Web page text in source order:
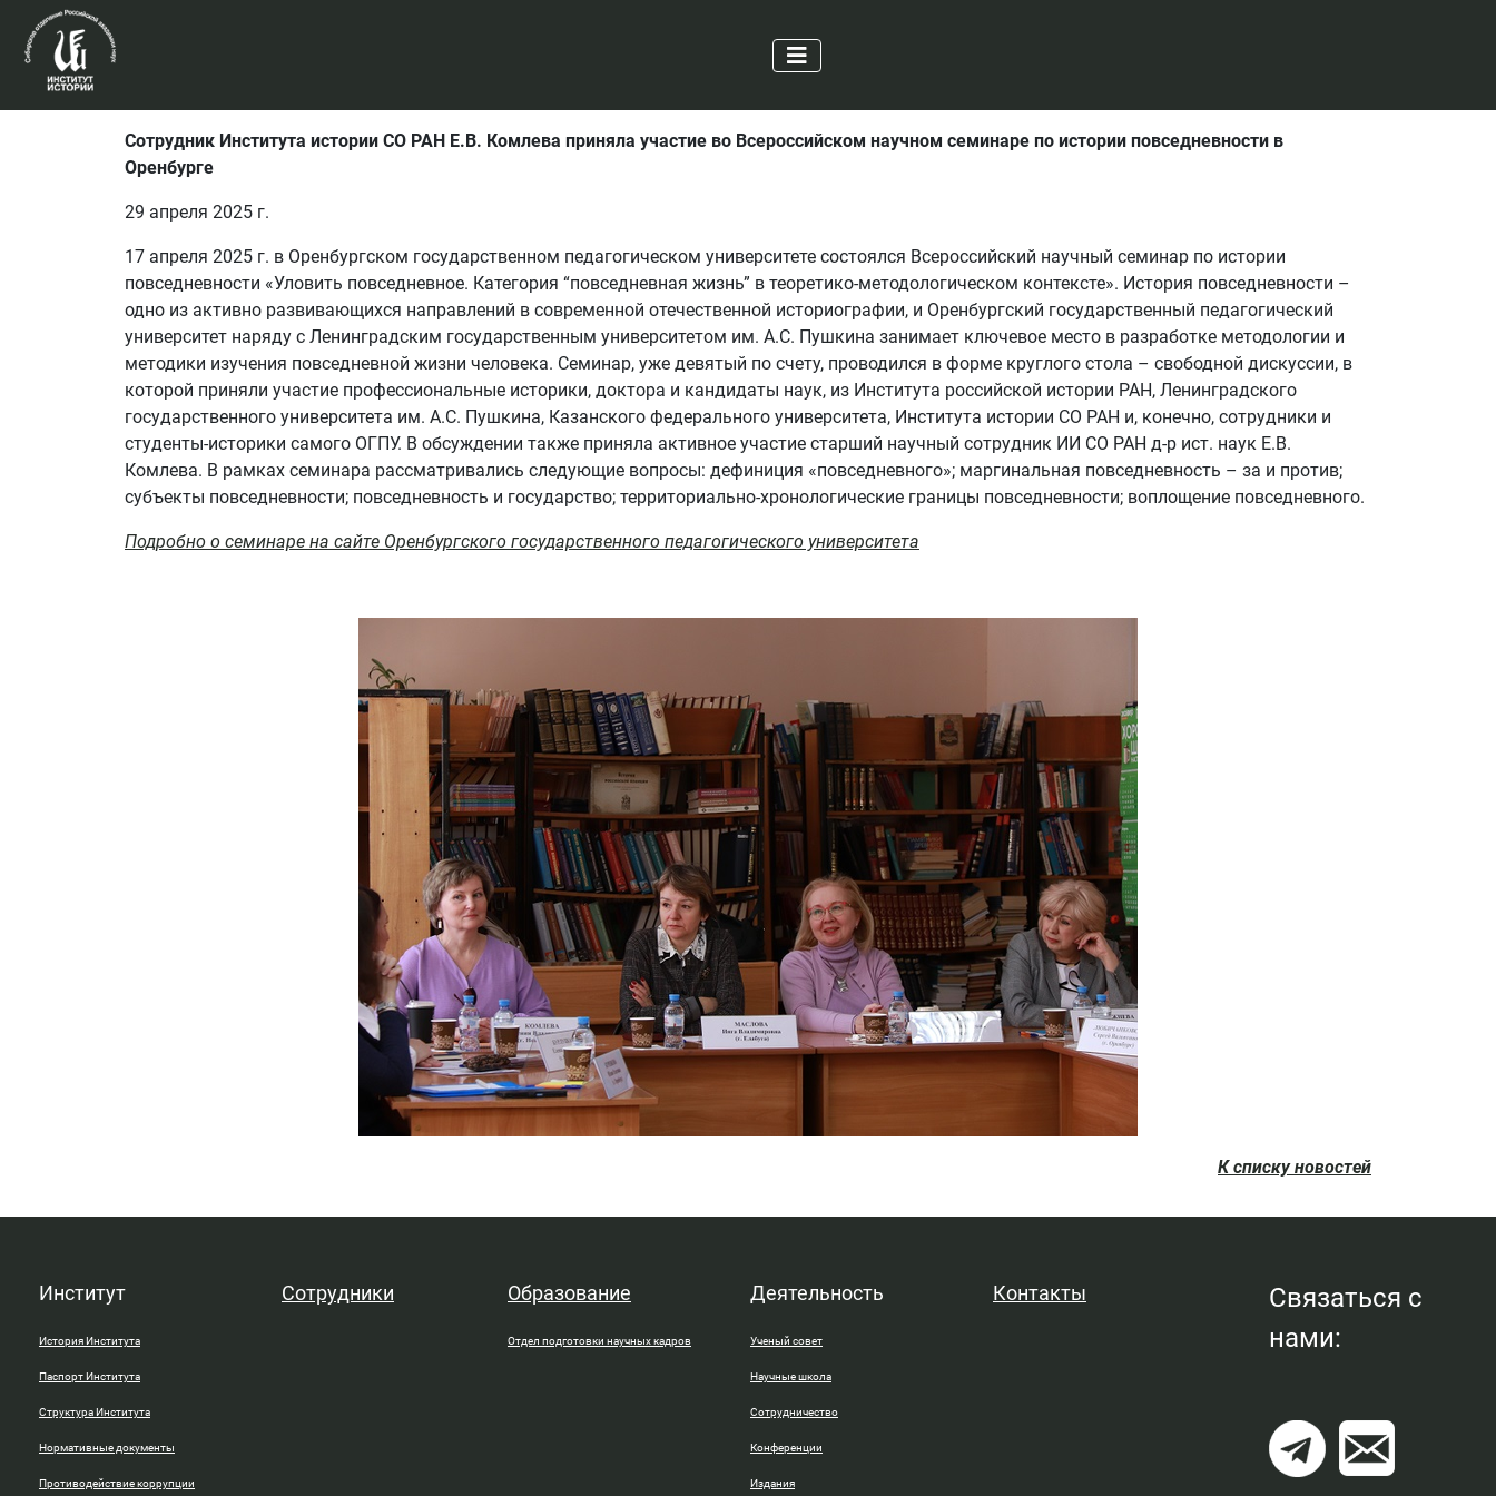
Сотрудник Института истории СО РАН Е.В. Комлева приняла участие во Всероссийском научном семинаре по истории повседневности в
Оренбурге
29 апреля 2025 г.
17 апреля 2025 г. в Оренбургском государственном педагогическом университете состоялся Всероссийский научный семинар по истории
повседневности «Уловить повседневное. Категория “повседневная жизнь” в теоретико-методологическом контексте». История повседневности –
одно из активно развивающихся направлений в современной отечественной историографии, и Оренбургский государственный педагогический
университет наряду с Ленинградским государственным университетом им. А.С. Пушкина занимает ключевое место в разработке методологии и
методики изучения повседневной жизни человека. Семинар, уже девятый по счету, проводился в форме круглого стола – свободной дискуссии, в
которой приняли участие профессиональные историки, доктора и кандидаты наук, из Института российской истории РАН, Ленинградского
государственного университета им. А.С. Пушкина, Казанского федерального университета, Института истории СО РАН и, конечно, сотрудники и
студенты-историки самого ОГПУ. В обсуждении также приняла активное участие старший научный сотрудник ИИ СО РАН д-р ист. наук Е.В.
Комлева. В рамках семинара рассматривались следующие вопросы: дефиниция «повседневного»; маргинальная повседневность – за и против;
субъекты повседневности; повседневность и государство; территориально-хронологические границы повседневности; воплощение повседневного.
Подробно о семинаре на сайте Оренбургского государственного педагогического университета
К списку новостей
Институт
История Института
Паспорт Института
Структура Института
Нормативные документы
Противодействие коррупции
Сотрудники Образование
Отдел подготовки научных кадров
Деятельность
Ученый совет
Научные школа
Сотрудничество
Конференции
Издания
Контакты
Связаться с
нами: